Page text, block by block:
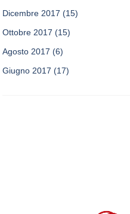
Dicembre 2017 (15)
Ottobre 2017 (15)
Agosto 2017 (6)
Giugno 2017 (17)